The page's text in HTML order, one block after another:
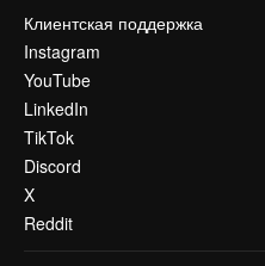
Клиентская поддержка
Instagram
YouTube
LinkedIn
TikTok
Discord
X
Reddit